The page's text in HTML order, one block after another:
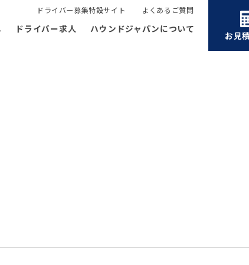
ドライバー募集特設サイト よくあるご質問
ドライバー求人 ハウンドジャパンについて
お見